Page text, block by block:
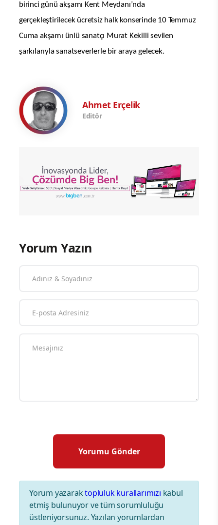
birinci günü akşamı Kent Meydanı’nda
gerçekleştirilecek ücretsiz halk konserinde 10 Temmuz
Cuma akşamı ünlü sanatçı Murat Kekilli sevilen
şarkılarıyla sanatseverlerle bir araya gelecek.
Ahmet Erçelik
Editör
Yorum Yazın
Yorum yazaraktopluluk kurallarımızı kabul
etmiş bulunuyor ve tüm sorumluluğu
üstleniyorsunuz. Yazılan yorumlardan